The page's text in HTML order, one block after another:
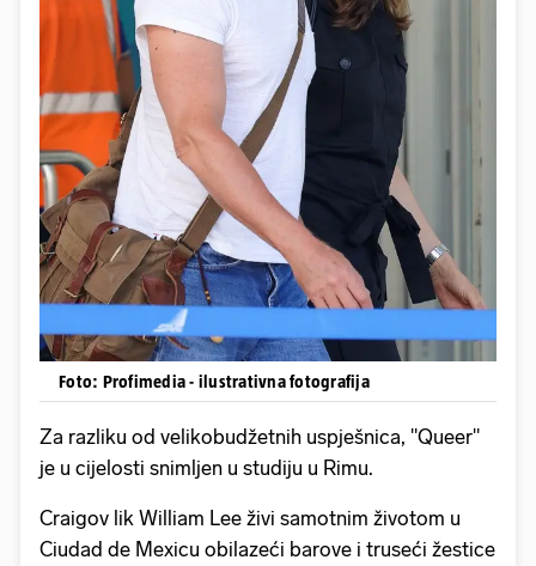
Foto: Profimedia - ilustrativna fotografija
Za razliku od velikobudžetnih uspješnica, "Queer"
je u cijelosti snimljen u studiju u Rimu.
Craigov lik William Lee živi samotnim životom u
Ciudad de Mexicu obilazeći barove i truseći žestice